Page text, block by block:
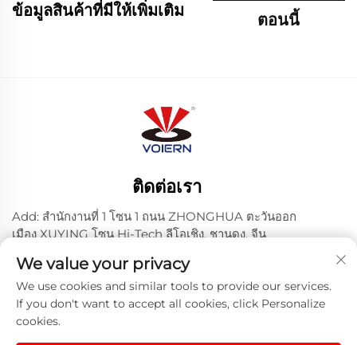
ข้อมูลสินค้าที่มีให้เพิ่มเติม
ตอนนี้
ติดต่อเรา
Add: สํานักงานที่ 1 โซน 1 ถนน ZHONGHUA ตะวันออก
เมือง XUYING โซน Hi-Tech ลีโอเชิง, ชานดง, จีน
โทร:+86-635 8512218
อีเมล: [email protected]
ลิขสิทธิ์ © 2024 Liaocheng Voiern Laser Technology Co.,
We value your privacy
We use cookies and similar tools to provide our services.
If you don't want to accept all cookies, click Personalize
cookies.